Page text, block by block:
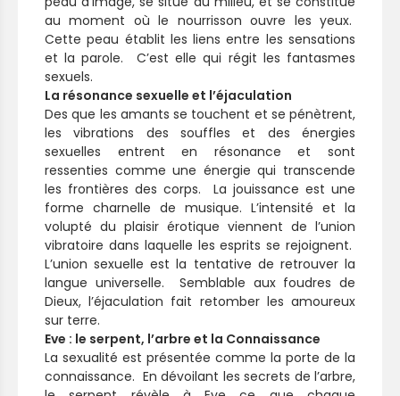
au moment où le nourrisson ouvre les yeux.
Cette peau établit les liens entre les sensations
et la parole. C’est elle qui régit les fantasmes
sexuels.
La résonance sexuelle et l’éjaculation
Des que les amants se touchent et se pénètrent,
les vibrations des souffles et des énergies
sexuelles entrent en résonance et sont
ressenties comme une énergie qui transcende
les frontières des corps. La jouissance est une
forme charnelle de musique. L’intensité et la
volupté du plaisir érotique viennent de l’union
vibratoire dans laquelle les esprits se rejoignent.
L’union sexuelle est la tentative de retrouver la
langue universelle. Semblable aux foudres de
Dieux, l’éjaculation fait retomber les amoureux
sur terre.
Eve : le serpent, l’arbre et la Connaissance
La sexualité est présentée comme la porte de la
connaissance. En dévoilant les secrets de l’arbre,